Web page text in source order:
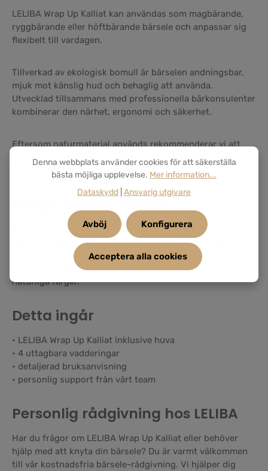
LELIBA Wrap Up Kalliat kan användas som magbärande,
ryggbärande eller höftbärande bärsele och anpassar sig
flexibelt till vardagen.
Tillverkad av ekologisk bomull är bärselen andningsbar,
mjuk mot känslig hud och behaglig att använda.
Utvecklad tillsammans med professionella bärkonsulenter
kombinerar den närhet, ergonomi och säkerhet.
Eftersom naturmaterial används rekommenderar vi att
undvika långvarigt direkt solljus för att minska risken för
blekning över tid.
Kalliat är en ljus och fräsch turkos nyans med en somrig
känsla. Färgen upplevs klar, vänlig och levande utan att
kännas stark. Den ger vardagen en lätt och frisk känsla
och passar perfekt för föräldrar som gillar ljusa och
naturliga färger.
Detta ingår
• LELIBA Wrap Up Kalliat inklusive huva
• 4 uttagbara vadderingar
• detaljerad bruksanvisning
• personlig support från vårt team
Personlig rådgivning hos LELIBA
Har du frågor om LELIBA Wrap Up Kalliat eller behöver
hjälp med att knyta din bärsele? Du är varmt välkommen
till vår kostnadsfria bärsele-rådgivning. Vi hjälper dig
Denna webbplats använder cookies för att säkerställa
bästa möjliga upplevelse. Mer information...
Dataskydd Ansvarig utgivare
Avböj Konfigurera
Acceptera alla cookies